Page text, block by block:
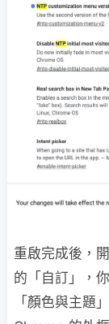
重啟完成後，
的「自訂」，
「顏色與主題